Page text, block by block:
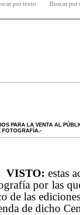
por texto Buscar por
PARA LA VENTA AL
FOTOGRAFÍA.-
estas
por las
de las
de dicho